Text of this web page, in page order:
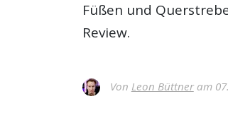
Füßen und
Review.
Von Leon Büttneram